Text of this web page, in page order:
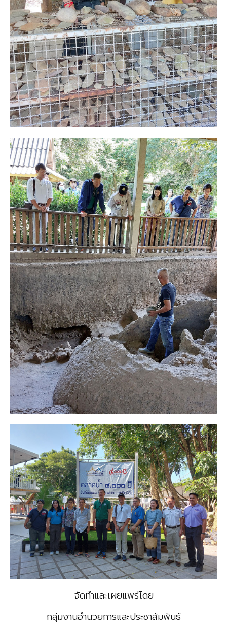
จัดทำและเผยแพร่โดย
กลุ่มงานอำนวยการและประชาสัมพันธ์